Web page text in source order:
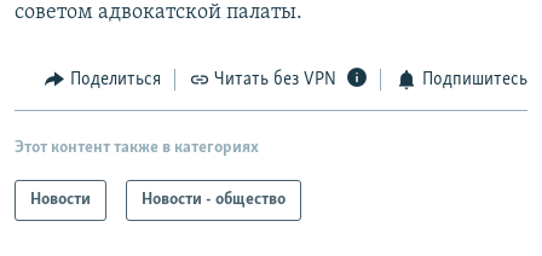
советом адвокатской палаты.
Поделиться Читать без VPN Подпишитесь
Этот контент также в категориях
Новости Новости - общество